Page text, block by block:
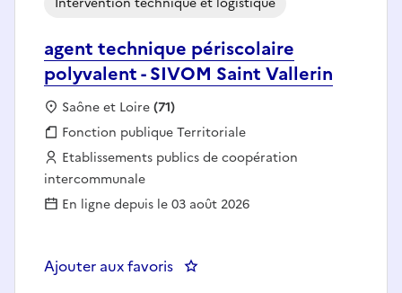
agent technique périscolaire
polyvalent - SIVOM Saint Vallerin
Localisation :
Saône et Loire(71)
Fonction publique :
Fonction publique Territoriale
Employeur :
Etablissements publics de coopération
intercommunale
En ligne depuis le 03 août 2026
Ajouter aux favoris : agent technique périscolaire